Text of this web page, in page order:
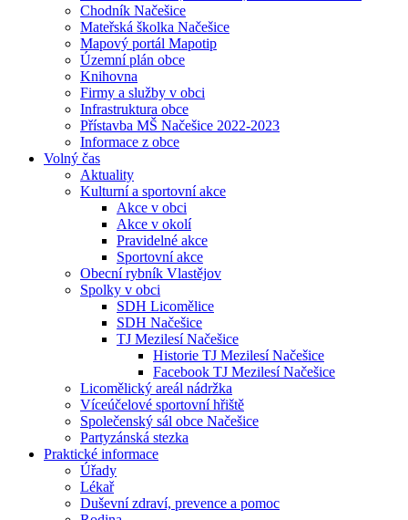
Chodník Načešice
Mateřská školka Načešice
Mapový portál Mapotip
Územní plán obce
Knihovna
Firmy a služby v obci
Infrastruktura obce
Přístavba MŠ Načešice 2022-2023
Informace z obce
Volný čas
Aktuality
Kulturní a sportovní akce
Akce v obci
Akce v okolí
Pravidelné akce
Sportovní akce
Obecní rybník Vlastějov
Spolky v obci
SDH Licomělice
SDH Načešice
TJ Mezilesí Načešice
Historie TJ Mezilesí Načešice
Facebook TJ Mezilesí Načešice
Licomělický areál nádržka
Víceúčelové sportovní hřiště
Společenský sál obce Načešice
Partyzánská stezka
Praktické informace
Úřady
Lékař
Duševní zdraví, prevence a pomoc